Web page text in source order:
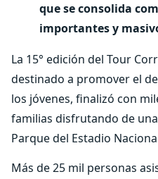
que se consolida
importantes y
La 15° edición del Tour
destinado a promover el
los jóvenes, finalizó con
familias disfrutando de
Parque del Estadio
Más de 25 mil personas